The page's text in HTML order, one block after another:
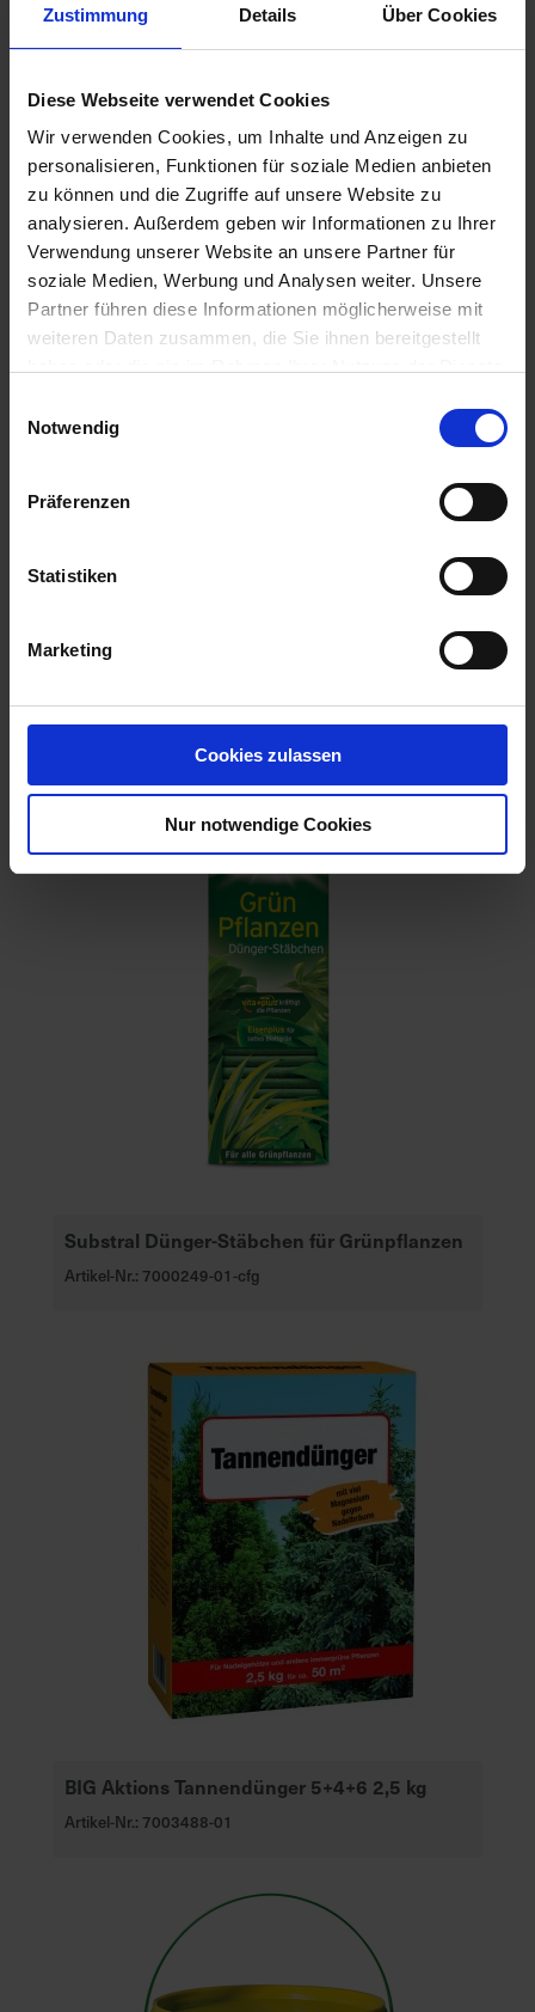
Zustimmung Details Über Cookies
Diese Webseite verwendet Cookies
Wir verwenden Cookies, um Inhalte und Anzeigen zu
personalisieren, Funktionen für soziale Medien anbieten
zu können und die Zugriffe auf unsere Website zu
analysieren. Außerdem geben wir Informationen zu Ihrer
Verwendung unserer Website an unsere Partner für
soziale Medien, Werbung und Analysen weiter. Unsere
Partner führen diese Informationen möglicherweise mit
weiteren Daten zusammen, die Sie ihnen bereitgestellt
Notwendig
Präferenzen
Statistiken
Marketing
Cookies zulassen
Nur notwendige Cookies
Substral Herbst-Rasendünger
Artikel-Nr.: 7000790-06-cfg
Ähnliche Produkte
Artikel-Nr.: 7004214-01
Substral Dünger-Stäbchen für Grünpflanzen
Artikel-Nr.: 7000249-01-cfg
BIG Aktions Tannendünger 5+4+6 2,5 kg
Artikel-Nr.: 7003488-01